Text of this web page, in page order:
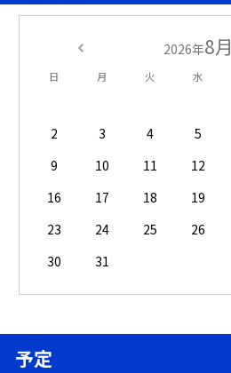
2026年8月
日 月 火 水
2
3 4 5
9
10 11 12
16
17 18 19
23
24 25 26
30
31
予定